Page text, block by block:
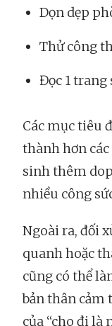
Dọn dẹp
Thử công
Đọc 1 trang
Các mục tiêu
thành hơn
sinh thêm
nhiều công
Ngoài ra, đối
quanh hoặc
cũng có thể
bản thân cảm
của “cho đi là